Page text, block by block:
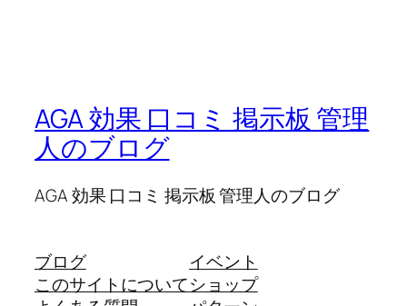
AGA 効果 口コミ 掲示板 管理
人のブログ
AGA 効果 口コミ 掲示板 管理人のブログ
ブログ
このサイトについて
イベント
ショップ